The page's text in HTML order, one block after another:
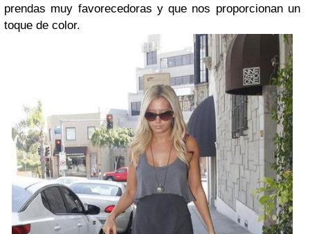
prendas muy favorecedoras y que nos proporcionan un
toque de color.